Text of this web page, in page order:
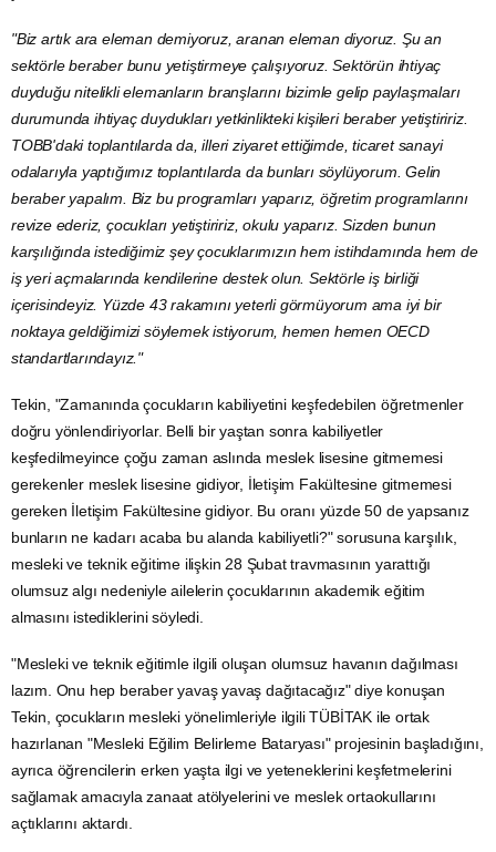
"Biz artık ara eleman demiyoruz, aranan eleman diyoruz. Şu an
sektörle beraber bunu yetiştirmeye çalışıyoruz. Sektörün ihtiyaç
duyduğu nitelikli elemanların branşlarını bizimle gelip paylaşmaları
durumunda ihtiyaç duydukları yetkinlikteki kişileri beraber yetiştiririz.
TOBB'daki toplantılarda da, illeri ziyaret ettiğimde, ticaret sanayi
odalarıyla yaptığımız toplantılarda da bunları söylüyorum. Gelin
beraber yapalım. Biz bu programları yaparız, öğretim programlarını
revize ederiz, çocukları yetiştiririz, okulu yaparız. Sizden bunun
karşılığında istediğimiz şey çocuklarımızın hem istihdamında hem de
iş yeri açmalarında kendilerine destek olun. Sektörle iş birliği
içerisindeyiz. Yüzde 43 rakamını yeterli görmüyorum ama iyi bir
noktaya geldiğimizi söylemek istiyorum, hemen hemen OECD
standartlarındayız."
Tekin, "Zamanında çocukların kabiliyetini keşfedebilen öğretmenler
doğru yönlendiriyorlar. Belli bir yaştan sonra kabiliyetler
keşfedilmeyince çoğu zaman aslında meslek lisesine gitmemesi
gerekenler meslek lisesine gidiyor, İletişim Fakültesine gitmemesi
gereken İletişim Fakültesine gidiyor. Bu oranı yüzde 50 de yapsanız
bunların ne kadarı acaba bu alanda kabiliyetli?" sorusuna karşılık,
mesleki ve teknik eğitime ilişkin 28 Şubat travmasının yarattığı
olumsuz algı nedeniyle ailelerin çocuklarının akademik eğitim
almasını istediklerini söyledi.
"Mesleki ve teknik eğitimle ilgili oluşan olumsuz havanın dağılması
lazım. Onu hep beraber yavaş yavaş dağıtacağız" diye konuşan
Tekin, çocukların mesleki yönelimleriyle ilgili TÜBİTAK ile ortak
hazırlanan "Mesleki Eğilim Belirleme Bataryası" projesinin başladığını,
ayrıca öğrencilerin erken yaşta ilgi ve yeteneklerini keşfetmelerini
sağlamak amacıyla zanaat atölyelerini ve meslek ortaokullarını
açtıklarını aktardı.